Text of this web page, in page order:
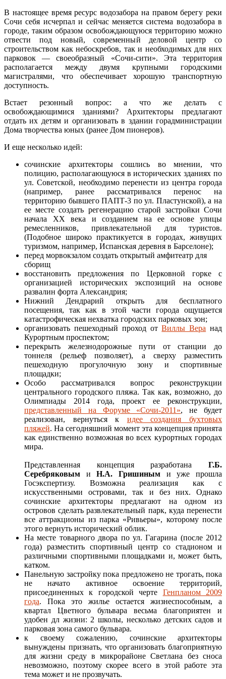
В настоящее время ресурс водозабора на правом берегу реки
Сочи себя исчерпал и сейчас меняется система водозабора в
городе, таким образом освобождающуюся территорию можно
отвести под новый, современный деловой центр со
строительством как небоскребов, так и необходимых для них
парковок — своеобразный «Сочи-сити». Эта территория
располагается между двумя крупными городскими
магистралями, что обеспечивает хорошую транспортную
доступность.
Встает резонный вопрос: а что же делать с
освобождающимися зданиями? Архитекторы предлагают
отдать их детям и организовать в здании горадминистрации
Дома творчества юных (ранее Дом пионеров).
И еще несколько идей:
сочинские архитекторы сошлись во мнении, что
полицию, располагающуюся в исторических зданиях по
ул. Советской, необходимо перенести из центра города
(например, ранее рассматривался перенос на
территорию бывшего ПАПТ-3 по ул. Пластунской), а на
ее месте создать регенерацию старой застройки Сочи
начала ХХ века и созданием на ее основе улицы
ремесленников, привлекательной для туристов.
(Подобное широко практикуется в городах, живущих
туризмом, например, Испанская деревня в Барселоне);
перед морвокзалом создать открытый амфитеатр для
сборищ
восстановить предложения по Церковной горке с
организацией исторических экспозиций на основе
развалин форта Александрия;
Нижний Дендрарий открыть для бесплатного
посещения, так как в этой части города ощущается
катастрофическая нехватка городских парковых зон;
организовать пешеходный проход отВиллы Вера над
Курортным проспектом;
перекрыть железнодорожные пути от станции до
тоннеля (рельеф позволяет), а сверху разместить
пешеходную прогулочную зону и спортивные
площадки;
Особо рассматривался вопрос реконструкции
центрального городского пляжа. Так как, возможно, до
Олимпиады 2014 года, проект ее реконструкции,
представленный на Форуме «Сочи-2011», не будет
реализован, вернуться к идее создания бухтовых
пляжей. На сегодняшний момент эта концепция принята
как единственно возможная во всех курортных городах
мира.
Представленная концепция разработана Г.Б.
Серебряковым иН.А. Гришиным и уже прошла
Госэкспертизу. Возможна реализация как с
искусственными островами, так и без них. Однако
сочинские архитекторы предлагают на одном из
островов сделать развлекательный парк, куда перенести
все аттракционы из парка «Ривьеры», которому после
этого вернуть исторический облик.
На месте товарного двора по ул. Гагарина (после 2012
года) разместить спортивный центр со стадионом и
различными спортивными площадками и, может быть,
катком.
Панельную застройку пока предложено не трогать, пока
не начато активное освоение территорий,
присоединенных к городской черте Генпланом 2009
года. Пока это жилье остается жизнеспособным, а
квартал Цветного бульвара весьма благоприятен и
удобен дл жизни: 2 школы, несколько детских садов и
парковая зона самого бульвара.
к своему сожалению, сочинские архитекторы
вынуждены признать, что организовать благоприятную
для жизни среду в микрорайоне Светлана без сноса
невозможно, поэтому скорее всего в этой работе эта
тема может и не прозвучать.